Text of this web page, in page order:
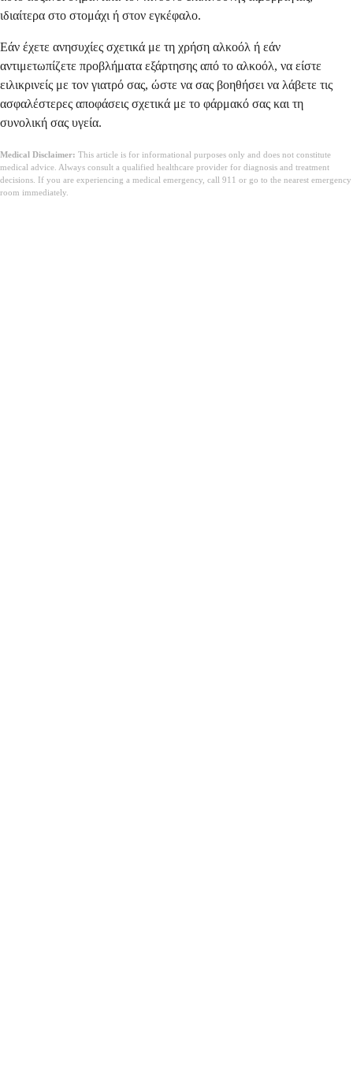
ιδιαίτερα στο στομάχι ή στον εγκέφαλο.
Εάν έχετε ανησυχίες σχετικά με τη χρήση αλκοόλ ή εάν
αντιμετωπίζετε προβλήματα εξάρτησης από το αλκοόλ, να είστε
ειλικρινείς με τον γιατρό σας, ώστε να σας βοηθήσει να λάβετε τις
ασφαλέστερες αποφάσεις σχετικά με το φάρμακό σας και τη
συνολική σας υγεία.
Medical Disclaimer: This article is for informational purposes only and does not constitute
medical advice. Always consult a qualified healthcare provider for diagnosis and treatment
decisions. If you are experiencing a medical emergency, call 911 or go to the nearest emergency
room immediately.